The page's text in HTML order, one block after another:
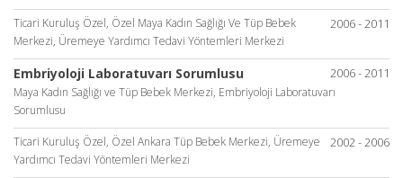
2006 - 2011
Ticari Kuruluş Özel, Özel Maya Kadın Sağlığı Ve Tüp Bebek
Merkezi, Üremeye Yardımcı Tedavi Yöntemleri Merkezi
2006 - 2011
Embriyoloji Laboratuvarı Sorumlusu
Maya Kadın Sağlığı ve Tüp Bebek Merkezi, Embriyoloji Laboratuvarı
Sorumlusu
2002 - 2006
Ticari Kuruluş Özel, Özel Ankara Tüp Bebek Merkezi, Üremeye
Yardımcı Tedavi Yöntemleri Merkezi